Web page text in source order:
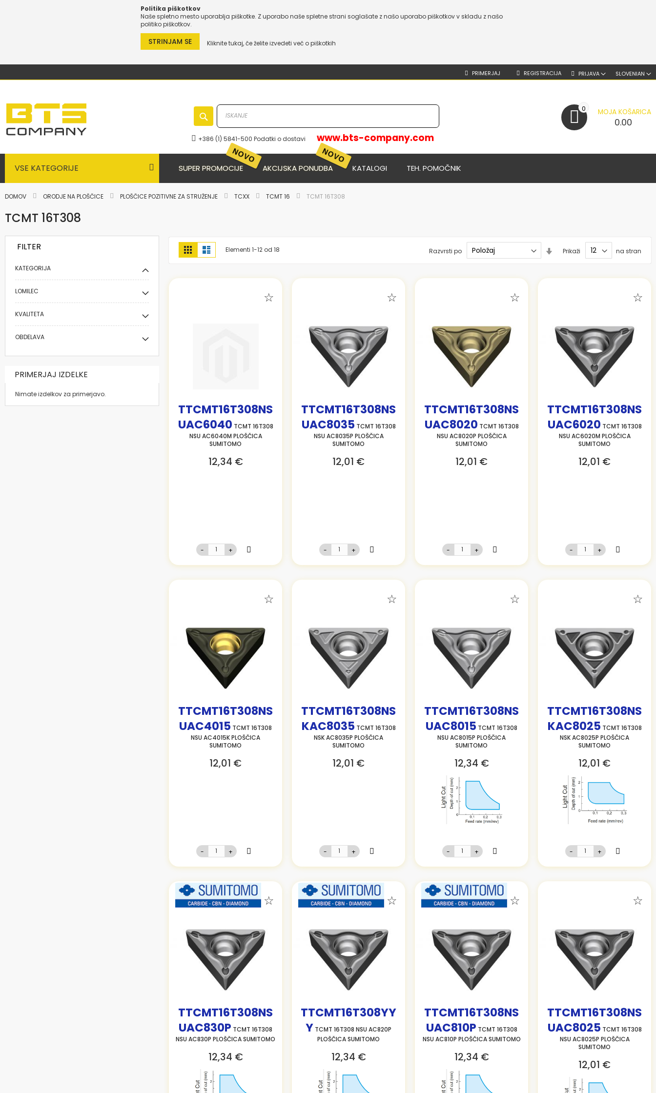
Politika piškotkov
Naše spletno mesto uporablja piškotke. Z uporabo naše spletne strani soglašate z našo uporabo piškotkov v skladu z našo
politiko piškotkov.
Kliknite tukaj, če želite izvedeti več o piškotkih
STRINJAM SE
SLOVENIAN
PRIMERJAJ PRIJAVA
REGISTRACIJA
+386 (1) 5841-500 Podatki o dostavi www.bts-company.com
MOJA KOŠARICA
0.00
0
VSE KATEGORIJE SUPER PROMOCIJE AKCIJSKA PONUDBA KATALOGI TEH. POMOČNIK
DOMOV ORODJE NA PLOŠČICE PLOŠČICE POZITIVNE ZA STRUŽENJE TCXX TCMT 16 TCMT 16T308
TCMT 16T308
Prikaži
kot
MrežaSeznamElementi 1-12 od 18 Prikaži na stran
Razvrsti po
Nastavi
TTCMT16T308NS
UAC6040 TCMT 16T308
NSU AC6040M PLOŠČICA
SUMITOMO
12,34 €
- +
TTCMT16T308NS
UAC8035 TCMT 16T308
NSU AC8035P PLOŠČICA
SUMITOMO
12,01 €
- +
TTCMT16T308NS
UAC8020 TCMT 16T308
NSU AC8020P PLOŠČICA
SUMITOMO
12,01 €
- +
TTCMT16T308NS
UAC6020 TCMT 16T308
NSU AC6020M PLOŠČICA
SUMITOMO
12,01 €
- +
TTCMT16T308NS
UAC4015 TCMT 16T308
NSU AC4015K PLOŠČICA
SUMITOMO
12,01 €
- +
TTCMT16T308NS
KAC8035 TCMT 16T308
NSK AC8035P PLOŠČICA
SUMITOMO
12,01 €
- +
TTCMT16T308NS
UAC8015 TCMT 16T308
NSU AC8015P PLOŠČICA
SUMITOMO
12,34 €
- +
TTCMT16T308NS
KAC8025 TCMT 16T308
NSK AC8025P PLOŠČICA
SUMITOMO
12,01 €
- +
TTCMT16T308NS
UAC830P TCMT 16T308
NSU AC830P PLOŠČICA SUMITOMO
12,34 €
TTCMT16T308YY
Y TCMT 16T308 NSU AC820P
PLOŠČICA SUMITOMO
12,34 €
TTCMT16T308NS
UAC810P TCMT 16T308
NSU AC810P PLOŠČICA SUMITOMO
12,34 €
TTCMT16T308NS
UAC8025 TCMT 16T308
NSU AC8025P PLOŠČICA
SUMITOMO
12,01 €
FILTER
KATEGORIJA
LOMILEC
KVALITETA
OBDELAVA
PRIMERJAJ IZDELKE
Nimate izdelkov za primerjavo.